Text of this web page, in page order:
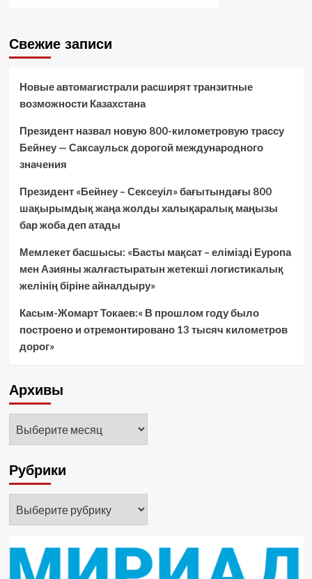
Свежие записи
Новые автомагистрали расширят транзитные
возможности Казахстана
Президент назвал новую 800-километровую трассу
Бейнеу — Саксаульск дорогой международного
значения
Президент «Бейнеу – Сексеуіл» бағытындағы 800
шақырымдық жаңа жолды халықаралық маңызы
бар жоба деп атады
Мемлекет басшысы: «Басты мақсат – елімізді Еуропа
мен Азияны жалғастыратын жетекші логистикалық
желінің біріне айналдыру»
Касым-Жомарт Токаев:« В прошлом году было
построено и отремонтировано 13 тысяч километров
дорог»
Архивы
Рубрики